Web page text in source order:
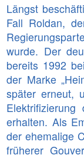
Längst
Fall Roldan,
wurde. Der
bereits 1992
der Marke
später erneut,
erhalten. Als
der ehemalige
früherer